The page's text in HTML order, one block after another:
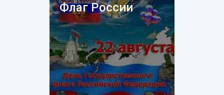
Флаг России